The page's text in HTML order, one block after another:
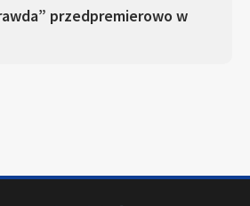
przedpremierowo w